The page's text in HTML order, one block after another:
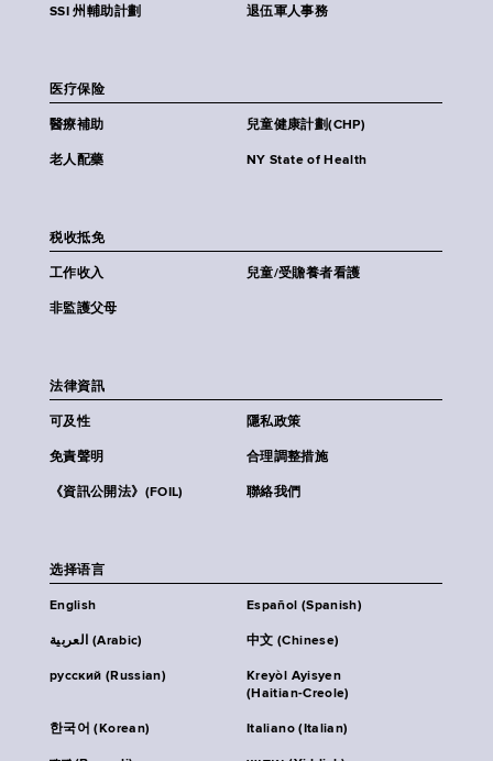
SSI 州輔助計劃 退伍軍人事務
医疗保险
醫療補助 兒童健康計劃(CHP)
老人配藥 NY State of Health
税收抵免
工作收入 兒童/受贍養者看護
非監護父母
法律資訊
可及性 隱私政策
免責聲明 合理調整措施
《資訊公開法》(FOIL) 聯絡我們
选择语言
English Español (Spanish)
العربية (Arabic) 中文 (Chinese)
русский (Russian)
Kreyòl Ayisyen
(Haitian-Creole)
한국어 (Korean) Italiano (Italian)